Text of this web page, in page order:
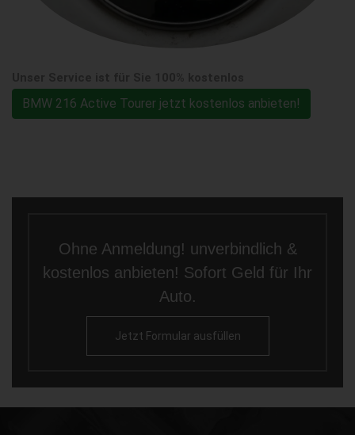
BMW 216 Active Tourer jetzt kostenlos anbieten!
Ohne Anmeldung! unverbindlich &
kostenlos anbieten! Sofort Geld für Ihr
Auto.
Jetzt Formular ausfüllen